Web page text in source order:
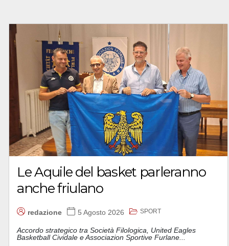
Le Aquile del basket parleranno
anche friulano
redazione 5 Agosto 2026 SPORT
Accordo strategico tra Società Filologica, United Eagles
Basketball Cividale e Associazion Sportive Furlane...